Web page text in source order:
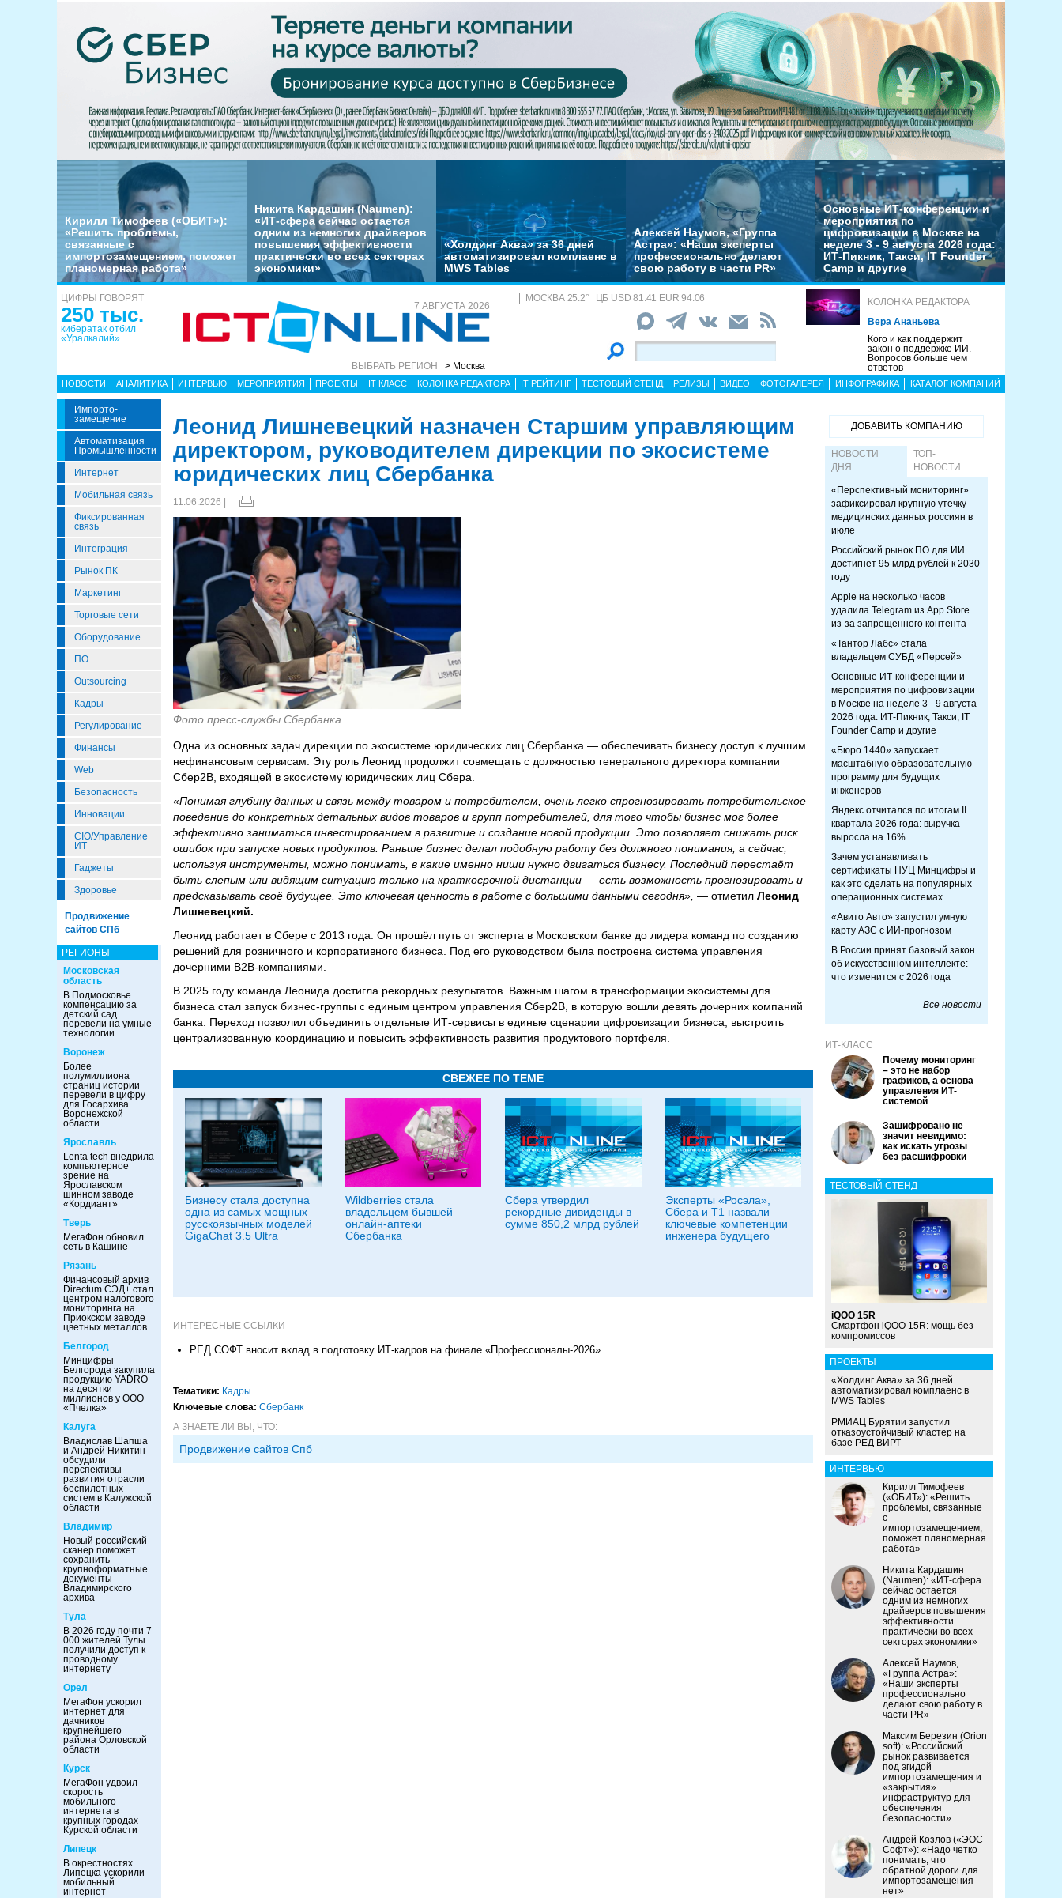
Кирилл Тимофеев («ОБИТ»):
«Решить проблемы,
связанные с
импортозамещением, поможет
планомерная работа»
Никита Кардашин (Naumen):
«ИТ-сфера сейчас остается
одним из немногих драйверов
повышения эффективности
практически во всех секторах
экономики»
«Холдинг Аква» за 36 дней
автоматизировал комплаенс в
MWS Tables
Алексей Наумов, «Группа
Астра»: «Наши эксперты
профессионально делают
свою работу в части PR»
Основные ИТ-конференции и
мероприятия по
цифровизации в Москве на
неделе 3 - 9 августа 2026 года:
ИТ-Пикник, Такси, IT Founder
Camp и другие
ЦИФРЫ ГОВОРЯТ
250 тыс.
кибератак отбил
«Уралкалий»
7 АВГУСТА 2026
ВЫБРАТЬ РЕГИОН > Москва
МОСКВА 25.2° ЦБ USD 81.41 EUR 94.06
КОЛОНКА РЕДАКТОРА
Вера Ананьева
Кого и как поддержит
закон о поддержке ИИ.
Вопросов больше чем
ответов
НОВОСТИ АНАЛИТИКА ИНТЕРВЬЮ МЕРОПРИЯТИЯ ПРОЕКТЫ IT КЛАСС КОЛОНКА РЕДАКТОРА IT РЕЙТИНГ ТЕСТОВЫЙ СТЕНД РЕЛИЗЫ ВИДЕО ФОТОГАЛЕРЕЯ ИНФОГРАФИКА КАТАЛОГ КОМПАНИЙ
Импорто­
Замещение
Автоматизация
Промышленности
Интернет
Мобильная связь
Фиксированная
связь
Интеграция
Рынок ПК
Маркетинг
Торговые сети
Оборудование
ПО
Outsourcing
Кадры
Регулирование
Финансы
Web
Безопасность
Инновации
CIO/Управление
ИТ
Гаджеты
Здоровье
Продвижение
сайтов СПб
РЕГИОНЫ
Московская
область
В Подмосковье
компенсацию за
детский сад
перевели на умные
технологии
Воронеж
Более
полумиллиона
страниц истории
перевели в цифру
для Госархива
Воронежской
области
Ярославль
Lenta tech внедрила
компьютерное
зрение на
Ярославском
шинном заводе
«Кордиант»
Тверь
МегаФон обновил
сеть в Кашине
Рязань
Финансовый архив
Directum СЭД+ стал
центром налогового
мониторинга на
Приокском заводе
цветных металлов
Белгород
Минцифры
Белгорода закупила
продукцию YADRO
на десятки
миллионов у ООО
«Пчелка»
Калуга
Владислав Шапша
и Андрей Никитин
обсудили
перспективы
развития отрасли
беспилотных
систем в Калужской
области
Владимир
Новый российский
сканер поможет
сохранить
крупноформатные
документы
Владимирского
архива
Тула
В 2026 году почти 7
000 жителей Тулы
получили доступ к
проводному
интернету
Орел
МегаФон ускорил
интернет для
дачников
крупнейшего
района Орловской
области
Курск
МегаФон удвоил
скорость
мобильного
интернета в
крупных городах
Курской области
Липецк
В окрестностях
Липецка ускорили
мобильный
интернет
Леонид Лишневецкий назначен Старшим управляющим
директором, руководителем дирекции по экосистеме
юридических лиц Сбербанка
11.06.2026 |
Фото пресс-службы Сбербанка
Одна из основных задач дирекции по экосистеме юридических лиц Сбербанка — обеспечивать бизнесу доступ к лучшим
нефинансовым сервисам. Эту роль Леонид продолжит совмещать с должностью генерального директора компании
Сбер2В, входящей в экосистему юридических лиц Сбера.
«Понимая глубину данных и связь между товаром и потребителем, очень легко спрогнозировать потребительское
поведение до конкретных детальных видов товаров и групп потребителей, для того чтобы бизнес мог более
эффективно заниматься инвестированием в развитие и создание новой продукции. Это позволяет снижать риск
ошибок при запуске новых продуктов. Раньше бизнес делал подобную работу без должного понимания, а сейчас,
используя инструменты, можно понимать, в какие именно ниши нужно двигаться бизнесу. Последний перестаёт
быть слепым или видящим ситуацию только на краткосрочной дистанции — есть возможность прогнозировать и
предсказывать своё будущее. Это ключевая ценность в работе с большими данными сегодня», — отметил Леонид
Лишневецкий.
Леонид работает в Сбере с 2013 года. Он прошёл путь от эксперта в Московском банке до лидера команд по созданию
решений для розничного и корпоративного бизнеса. Под его руководством была построена система управления
дочерними B2B-компаниями.
В 2025 году команда Леонида достигла рекордных результатов. Важным шагом в трансформации экосистемы для
бизнеса стал запуск бизнес-группы с единым центром управления Сбер2B, в которую вошли девять дочерних компаний
банка. Переход позволил объединить отдельные ИТ-сервисы в единые сценарии цифровизации бизнеса, выстроить
централизованную координацию и повысить эффективность развития продуктового портфеля.
СВЕЖЕЕ ПО ТЕМЕ
Бизнесу стала доступна
одна из самых мощных
русскоязычных моделей
GigaChat 3.5 Ultra
Wildberries стала
владельцем бывшей
онлайн-аптеки
Сбербанка
Сбера утвердил
рекордные дивиденды в
сумме 850,2 млрд рублей
Эксперты «Росэла»,
Сбера и Т1 назвали
ключевые компетенции
инженера будущего
ИНТЕРЕСНЫЕ ССЫЛКИ
РЕД СОФТ вносит вклад в подготовку ИТ‑кадров на финале «Профессионалы-2026»
Тематики: Кадры
Ключевые слова: Сбербанк
А ЗНАЕТЕ ЛИ ВЫ, ЧТО:
Продвижение сайтов Спб
ДОБАВИТЬ КОМПАНИЮ
НОВОСТИ
ДНЯ
ТОП-
НОВОСТИ
«Перспективный мониторинг»
зафиксировал крупную утечку
медицинских данных россиян в
июле
Российский рынок ПО для ИИ
достигнет 95 млрд рублей к 2030
году
Apple на несколько часов
удалила Telegram из App Store
из-за запрещенного контента
«Тантор Лабс» стала
владельцем СУБД «Персей»
Основные ИТ-конференции и
мероприятия по цифровизации
в Москве на неделе 3 - 9 августа
2026 года: ИТ-Пикник, Такси, IT
Founder Camp и другие
«Бюро 1440» запускает
масштабную образовательную
программу для будущих
инженеров
Яндекс отчитался по итогам II
квартала 2026 года: выручка
выросла на 16%
Зачем устанавливать
сертификаты НУЦ Минцифры и
как это сделать на популярных
операционных системах
«Авито Авто» запустил умную
карту АЗС с ИИ-прогнозом
В России принят базовый закон
об искусственном интеллекте:
что изменится с 2026 года
Все новости
ИТ-КЛАСС
Почему мониторинг
– это не набор
графиков, а основа
управления ИТ-
системой
Зашифровано не
значит невидимо:
как искать угрозы
без расшифровки
ТЕСТОВЫЙ СТЕНД
iQOO 15R
Смартфон iQOO 15R: мощь без
компромиссов
ПРОЕКТЫ
«Холдинг Аква» за 36 дней
автоматизировал комплаенс в
MWS Tables
РМИАЦ Бурятии запустил
отказоустойчивый кластер на
базе РЕД ВИРТ
ИНТЕРВЬЮ
Кирилл Тимофеев
(«ОБИТ»): «Решить
проблемы, связанные
с
импортозамещением,
поможет планомерная
работа»
Никита Кардашин
(Naumen): «ИТ-сфера
сейчас остается
одним из немногих
драйверов повышения
эффективности
практически во всех
секторах экономики»
Алексей Наумов,
«Группа Астра»:
«Наши эксперты
профессионально
делают свою работу в
части PR»
Максим Березин (Orion
soft): «Российский
рынок развивается
под эгидой
импортозамещения и
«закрытия»
инфраструктур для
обеспечения
безопасности»
Андрей Козлов («ЭОС
Софт»): «Надо четко
понимать, что
обратной дороги для
импортозамещения
нет»